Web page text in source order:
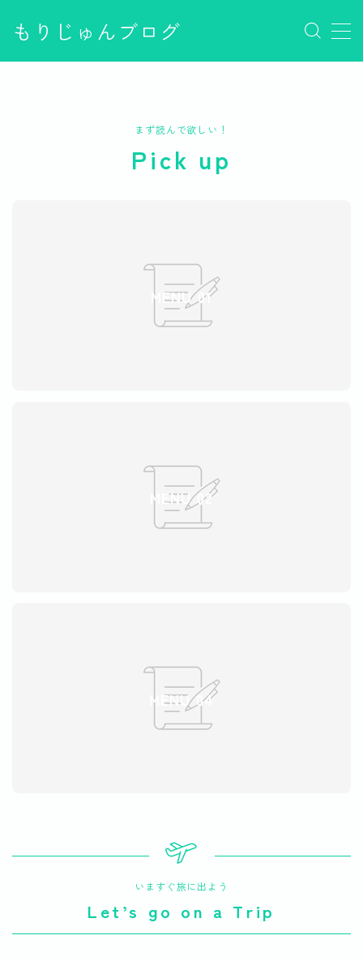
もりじゅんブログ
MENU
デモプリセット記事 #1
デモプリセット記事 #1
デモプリセット記事 Part07
デモプリセット記事 Part07
デモプリセット記事 Part07
有料記事の決済完了ページ
まず読んで欲しい！
Pick up
MENU 01
MENU 02
MENU 04
いますぐ旅に出よう
Let’s go on a Trip